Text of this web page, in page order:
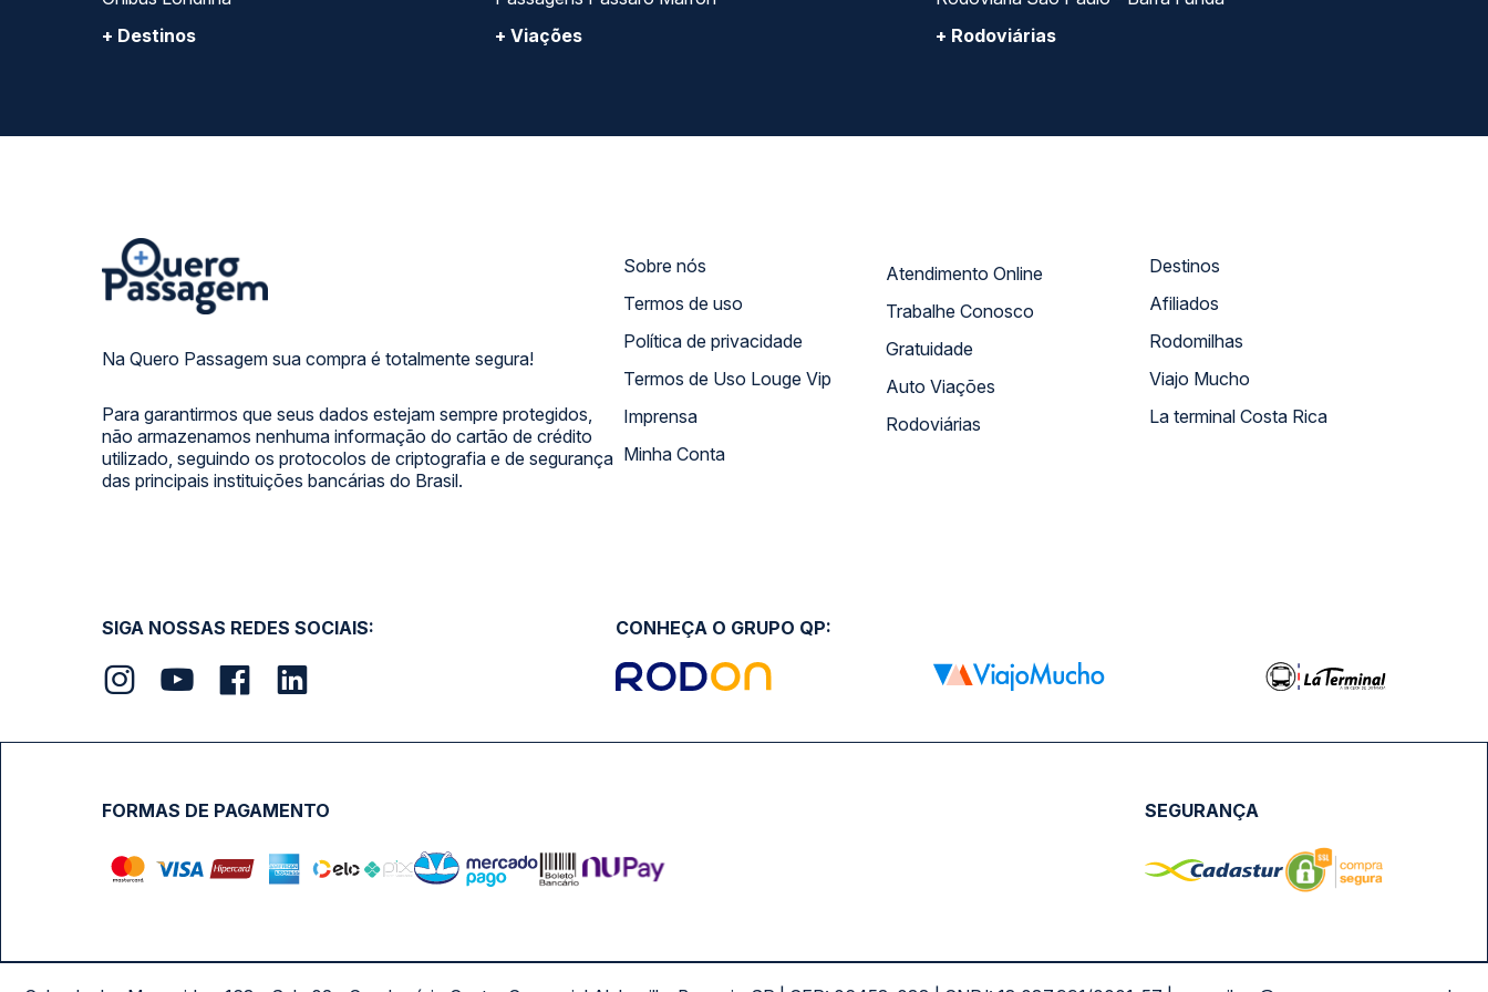
+ Destinos
+ Viações
+ Rodoviárias
Na Quero Passagem sua compra é totalmente segura!
Para garantirmos que seus dados estejam sempre protegidos,
não armazenamos nenhuma informação do cartão de crédito
utilizado, seguindo os protocolos de criptografia e de segurança
das principais instituições bancárias do Brasil.
Sobre nós
Termos de uso
Política de privacidade
Termos de Uso Louge Vip
Imprensa
Minha Conta
Atendimento Online
Trabalhe Conosco
Gratuidade
Auto Viações
Rodoviárias
Destinos
Afiliados
Rodomilhas
Viajo Mucho
La terminal Costa Rica
SIGA NOSSAS REDES SOCIAIS: CONHEÇA O GRUPO QP:
FORMAS DE PAGAMENTO SEGURANÇA